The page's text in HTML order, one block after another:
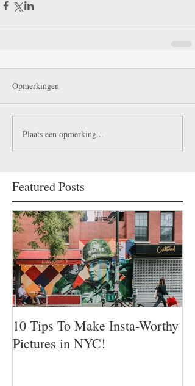
Opmerkingen
Plaats een opmerking...
Featured Posts
10 Tips To Make Insta-Worthy
Pictures in NYC!